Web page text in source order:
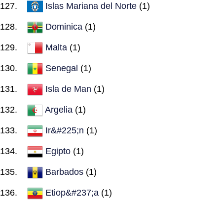
Islas Mariana del Norte (1)
Dominica (1)
Malta (1)
Senegal (1)
Isla de Man (1)
Argelia (1)
Ir&#225;n (1)
Egipto (1)
Barbados (1)
Etiop&#237;a (1)